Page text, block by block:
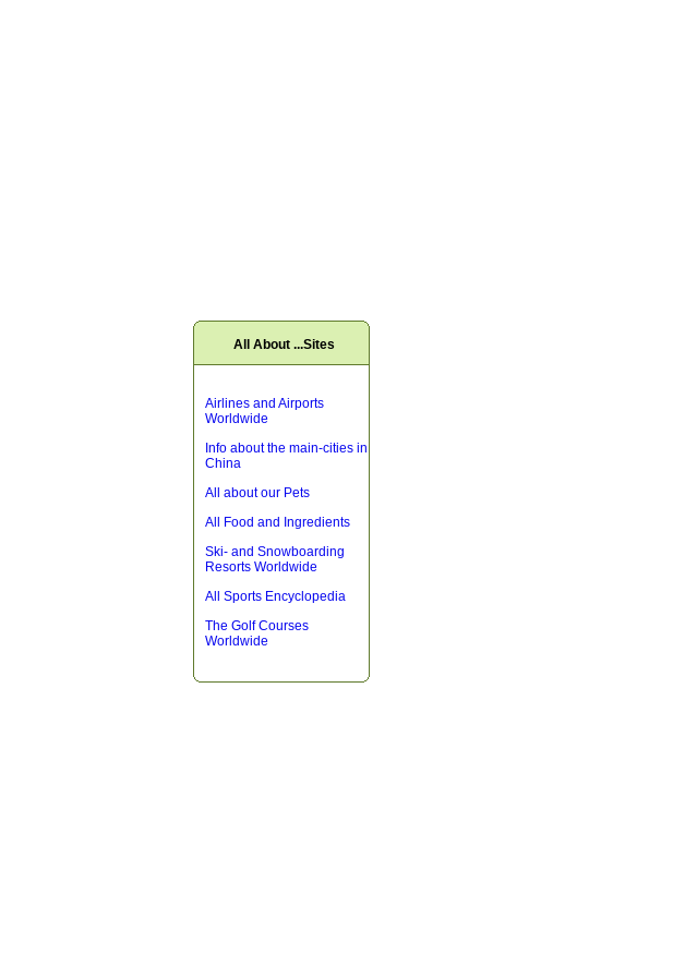
All About ...Sites
Airlines and Airports
Worldwide
Info about the main-cities in
China
All about our Pets
All Food and Ingredients
Ski- and Snowboarding
Resorts Worldwide
All Sports Encyclopedia
The Golf Courses
Worldwide